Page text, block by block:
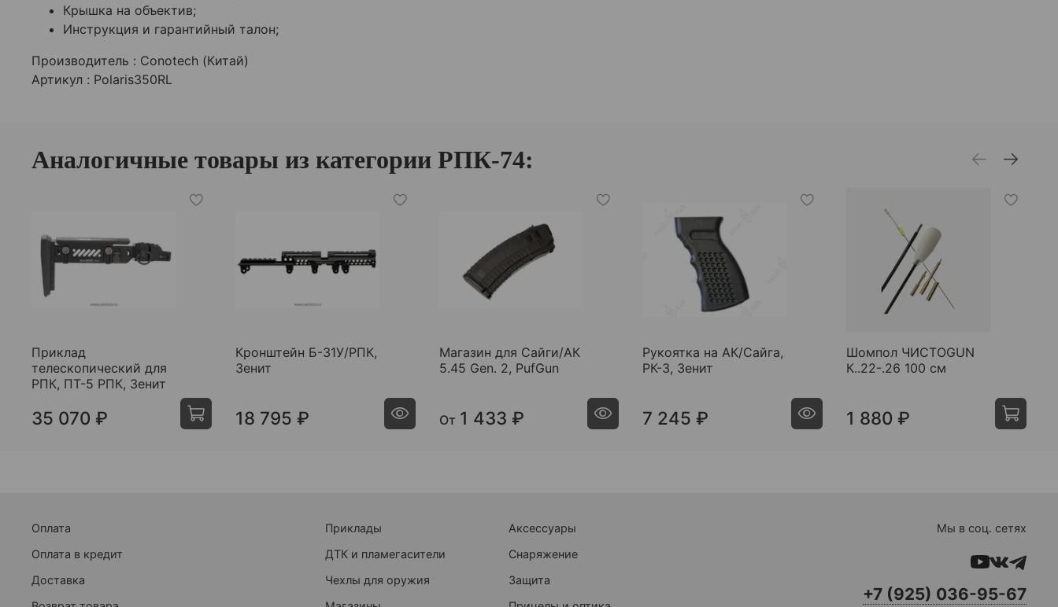
Крышка на объектив;
Инструкция и гарантийный талон;
Производитель : Conotech (Китай)
Артикул : Polaris350RL
Аналогичные товары из категории РПК-74:
Приклад
телескопический для
РПК, ПТ-5 РПК, Зенит
35 070 ₽
Кронштейн Б-31У/РПК,
Зенит
18 795 ₽
Магазин для Сайги/АК
5.45 Gen. 2, PufGun
От 1 433 ₽
Рукоятка на АК/Сайга,
РК-3, Зенит
7 245 ₽
Шомпол ЧИСТОGUN
К..22-.26 100 см
1 880 ₽
Оплата
Оплата в кредит
Доставка
Приклады
ДТК и пламегасители
Чехлы для оружия
Аксессуары
Снаряжение
Защита
Мы в соц. сетях
+7 (925) 036-95-67